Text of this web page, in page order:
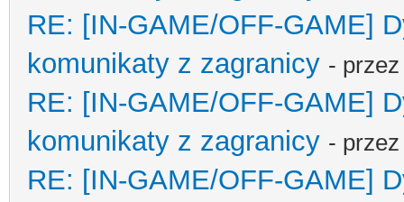
RE: [IN-GAME/OFF-GAME]
komunikaty z zagranicy -
RE: [IN-GAME/OFF-GAME]
komunikaty z zagranicy -
RE: [IN-GAME/OFF-GAME]